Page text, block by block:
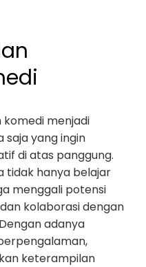
menjadi
saja yang ingin
di atas panggung.
tidak hanya belajar
menggali potensi
kolaborasi dengan
adanya
keterampilan